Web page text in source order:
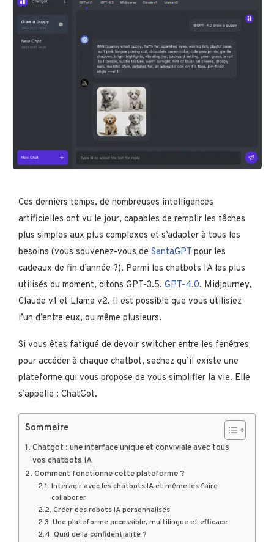
Ces derniers temps, de nombreuses intelligences
artificielles ont vu le jour, capables de remplir les tâches
plus simples aux plus complexes et s’adapter à tous les
besoins (vous souvenez-vous de SantaGPT pour les
cadeaux de fin d’année ?). Parmi les chatbots IA les plus
utilisés du moment, citons GPT-3.5, GPT-4.0, Midjourney,
Claude v1 et Llama v2. Il est possible que vous utilisiez
l’un d’entre eux, ou même plusieurs.
Si vous êtes fatigué de devoir switcher entre les fenêtres
pour accéder à chaque chatbot, sachez qu’il existe une
plateforme qui vous propose de vous simplifier la vie. Elle
s’appelle : ChatGot.
Sommaire
Chatgot : une interface unique et conviviale avec tous
vos chatbots IA
Comment fonctionne cette plateforme ?
Interagir avec les chatbots IA et même les faire
collaborer
Créer des robots IA personnalisés
Une plateforme accessible, multilingue et efficace
Quid de la confidentialité ?